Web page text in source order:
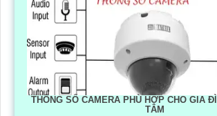
THÔNG SỐ CAMERA PHÙ HỢP CHO GIA
TÂM